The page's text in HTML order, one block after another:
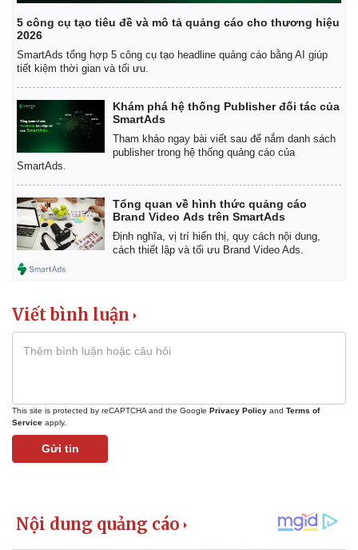
Kinh tế
Bất động sản
Khởi nghiệp
5 công cụ tạo tiêu đề và mô tả quảng cáo cho thương hiệu
2026
SmartAds tổng hợp 5 công cụ tạo headline quảng cáo bằng AI giúp
tiết kiệm thời gian và tối ưu.
Khám phá hệ thống Publisher đối tác của
SmartAds
Tham khảo ngay bài viết sau để nắm danh sách
publisher trong hệ thống quảng cáo của
SmartAds.
Tổng quan về hình thức quảng cáo
Brand Video Ads trên SmartAds
Định nghĩa, vị trí hiển thị, quy cách nội dung,
cách thiết lập và tối ưu Brand Video Ads.
Viết bình luận
This site is protected by reCAPTCHA and the Google Privacy Policy and Terms of
Service apply.
Gửi tin